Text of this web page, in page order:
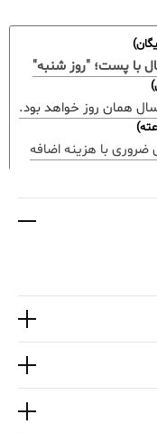
با پست؛ "روز شنبه"
با هزینه اضافه